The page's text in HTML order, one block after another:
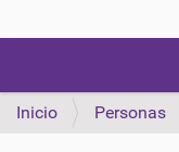
v
Inicio Personas